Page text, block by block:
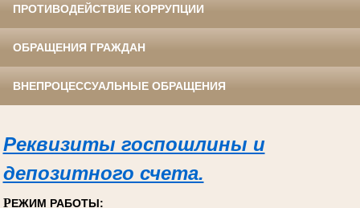
ПРОТИВОДЕЙСТВИЕ КОРРУПЦИИ
ОБРАЩЕНИЯ ГРАЖДАН
ВНЕПРОЦЕССУАЛЬНЫЕ ОБРАЩЕНИЯ
Реквизиты госпошлины и
депозитного счета.
РЕЖИМ РАБОТЫ: